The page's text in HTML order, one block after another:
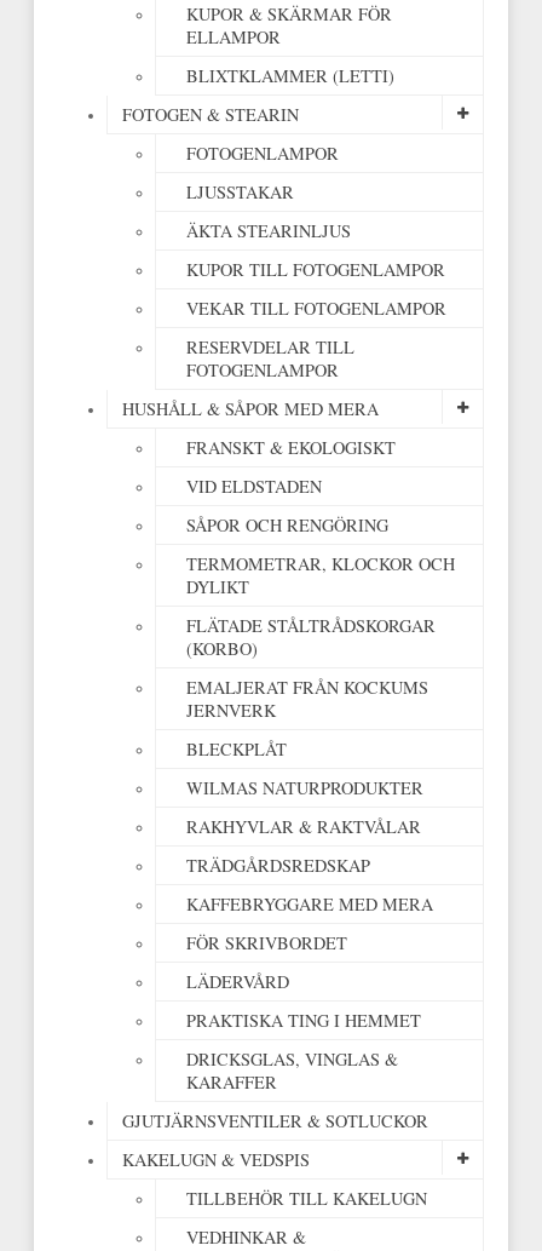
KUPOR & SKÄRMAR FÖR
ELLAMPOR
BLIXTKLAMMER (LETTI)
FOTOGEN & STEARIN
FOTOGENLAMPOR
LJUSSTAKAR
ÄKTA STEARINLJUS
KUPOR TILL FOTOGENLAMPOR
VEKAR TILL FOTOGENLAMPOR
RESERVDELAR TILL
FOTOGENLAMPOR
HUSHÅLL & SÅPOR MED MERA
FRANSKT & EKOLOGISKT
VID ELDSTADEN
SÅPOR OCH RENGÖRING
TERMOMETRAR, KLOCKOR OCH
DYLIKT
FLÄTADE STÅLTRÅDSKORGAR
(KORBO)
EMALJERAT FRÅN KOCKUMS
JERNVERK
BLECKPLÅT
WILMAS NATURPRODUKTER
RAKHYVLAR & RAKTVÅLAR
TRÄDGÅRDSREDSKAP
KAFFEBRYGGARE MED MERA
FÖR SKRIVBORDET
LÄDERVÅRD
PRAKTISKA TING I HEMMET
DRICKSGLAS, VINGLAS &
KARAFFER
GJUTJÄRNSVENTILER & SOTLUCKOR
KAKELUGN & VEDSPIS
TILLBEHÖR TILL KAKELUGN
VEDHINKAR &